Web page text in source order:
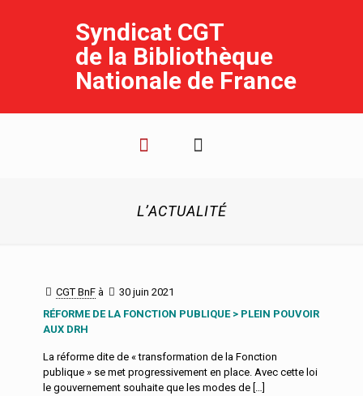
Syndicat CGT
de la Bibliothèque
Nationale de France
L’ACTUALITÉ
CGT BnF à
30 juin 2021
RÉFORME DE LA FONCTION PUBLIQUE > PLEIN POUVOIR
AUX DRH
La réforme dite de « transformation de la Fonction
publique » se met progressivement en place. Avec cette loi
le gouvernement souhaite que les modes de […]